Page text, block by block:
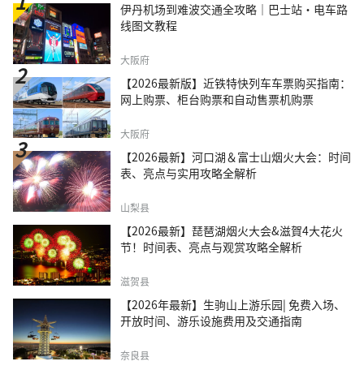
伊丹机场到难波交通全攻略｜巴士站・电车路
线图文教程
大阪府
【2026最新版】近铁特快列车车票购买指南：
网上购票、柜台购票和自动售票机购票
大阪府
【2026最新】河口湖＆富士山烟火大会：时间
表、亮点与实用攻略全解析
山梨县
【2026最新】琵琶湖烟火大会&滋賀4大花火
节！时间表、亮点与观赏攻略全解析
滋贺县
【2026年最新】生驹山上游乐园| 免费入场、
开放时间、游乐设施费用及交通指南
奈良县